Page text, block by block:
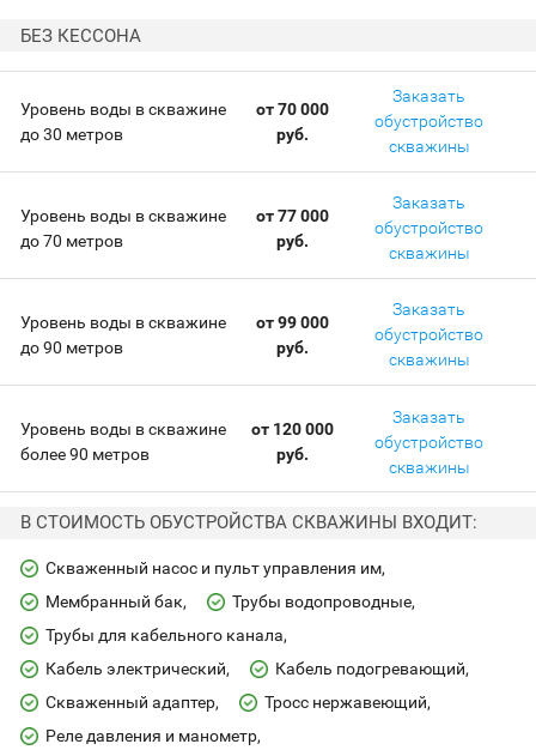
БЕЗ КЕССОНА
Уровень воды в скважине
до 30 метров
от 70 000
руб.
Заказать
обустройство
скважины
Уровень воды в скважине
до 70 метров
от 77 000
руб.
Заказать
обустройство
скважины
Уровень воды в скважине
до 90 метров
от 99 000
руб.
Заказать
обустройство
скважины
Уровень воды в скважине
более 90 метров
от 120 000
руб.
Заказать
обустройство
скважины
В СТОИМОСТЬ ОБУСТРОЙСТВА СКВАЖИНЫ ВХОДИТ:
Скваженный насос и пульт управления им
Мембранный бак
Трубы водопроводные
Трубы для кабельного канала
Кабель электрический
Кабель подогревающий
Скваженный адаптер
Тросс нержавеющий
Реле давления и манометр